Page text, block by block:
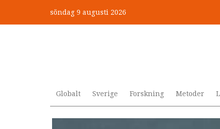
huvudinnehåll
söndag 9 augusti 2026
Globalt Sverige Forskning Metoder
”Jobbet gick bra – just